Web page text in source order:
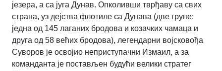
језера, а са југа Дунав. Опколивши тврђаву са свих
страна, уз дејства флотиле са Дунава (две групе:
једна од 145 лаганих бродова и козачких чамаца и
друга од 58 већих бродова), легендарни војсковођа
Суворов је освојио неприступачни Измаил, а за
команданта је постављен будући велики стратег